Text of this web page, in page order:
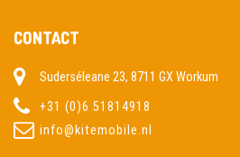
CONTACT
Suderséleane 23, 8711 GX Workum
+31 (0)6 51814918
info@kitemobile.nl